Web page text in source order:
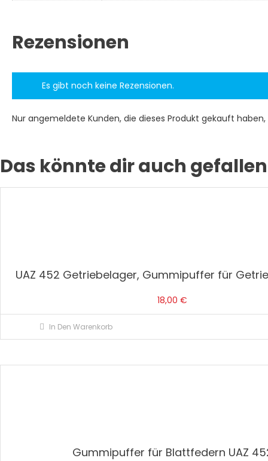
Rezensionen
Es gibt noch keine Rezensionen.
Nur angemeldete Kunden, die dieses Produkt gekauft
Das könnte dir auch
UAZ 452 Getriebelager, Gummipuffer für
18,00 €
In Den Warenkorb
Gummipuffer für Blattfedern UAZ